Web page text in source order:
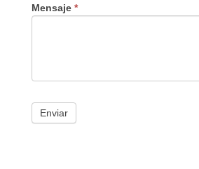
Mensaje *
Enviar